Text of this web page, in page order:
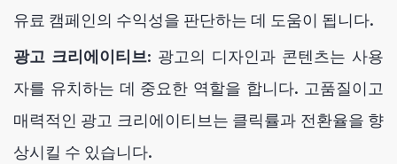
유료 캠페인의 수익성을 판단하는 데 도움이 됩니다.
광고 크리에이티브: 광고의 디자인과 콘텐츠는 사용
자를 유치하는 데 중요한 역할을 합니다. 고품질이고
매력적인 광고 크리에이티브는 클릭률과 전환율을 향
상시킬 수 있습니다.